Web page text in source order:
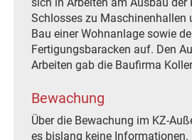
Schlosses zu Maschinenhallen
Bau einer Wohnanlage sowie
Fertigungsbaracken auf. Den
Arbeiten gab die Baufirma
Bewachung
Über die Bewachung im KZ-
es bislang keine Informationen.